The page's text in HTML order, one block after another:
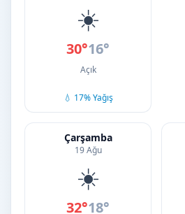
☀️
30°16°
Açık
💧 17% Yağış
Çarşamba
19 Ağu
☀️
32°18°